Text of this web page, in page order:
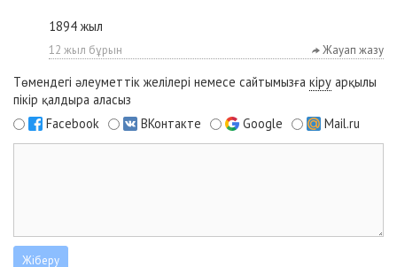
1894 жыл
12 жыл бұрын Жауап жазу
Төмендегі әлеуметтік желілері немесе сайтымызға кіру арқылы
пікір қалдыра аласыз
Facebook
ВКонтакте Google Mail.ru